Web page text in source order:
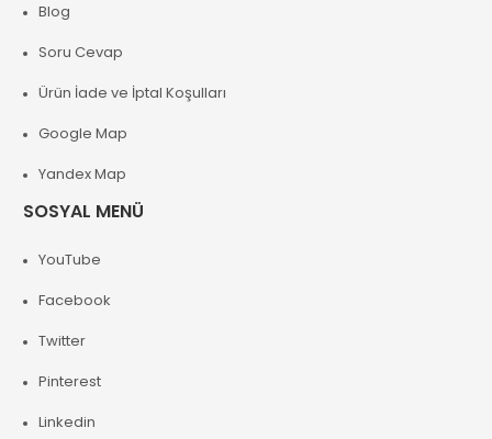
Blog
Soru Cevap
Ürün İade ve İptal Koşulları
Google Map
Yandex Map
SOSYAL MENÜ
YouTube
Facebook
Twitter
Pinterest
Linkedin